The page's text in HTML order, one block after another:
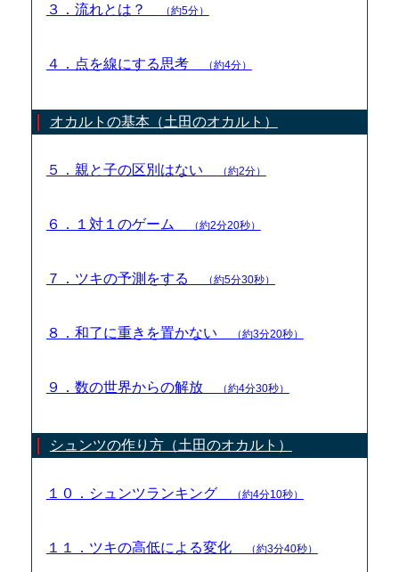
３．流れとは？ （約5分）
４．点を線にする思考 （約4分）
オカルトの基本（土田のオカルト）
５．親と子の区別はない （約2分）
６．１対１のゲーム （約2分20秒）
７．ツキの予測をする （約5分30秒）
８．和了に重きを置かない （約3分20秒）
９．数の世界からの解放 （約4分30秒）
シュンツの作り方（土田のオカルト）
１０．シュンツランキング （約4分10秒）
１１．ツキの高低による変化 （約3分40秒）